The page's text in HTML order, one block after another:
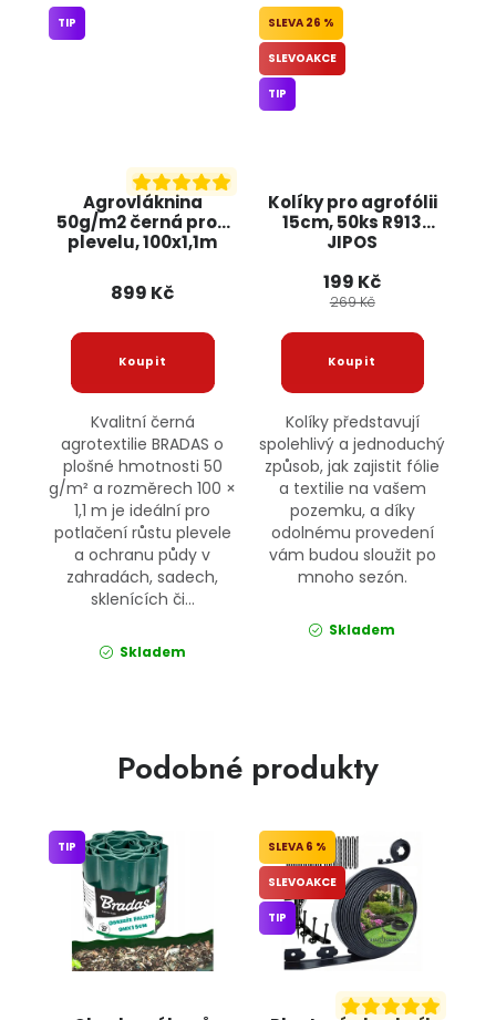
Agrovláknina
50g/m2 černá proti
plevelu, 100x1,1m
TIP
899 Kč
Kvalitní černá
agrotextilie BRADAS o
plošné hmotnosti 50
g/m² a rozměrech 100 ×
1,1 m je ideální pro
potlačení růstu plevele
a ochranu půdy v
zahradách, sadech,
sklenících či...
Skladem
Kolíky pro agrofólii
15cm, 50ks R913
JIPOS
26 %
SLEVOAKCE
TIP
199 Kč
269 Kč
Kolíky představují
spolehlivý a jednoduchý
způsob, jak zajistit fólie
a textilie na vašem
pozemku, a díky
odolnému provedení
vám budou sloužit po
mnoho sezón.
Skladem
Podobné produkty
TIP 6 %
SLEVOAKCE
TIP